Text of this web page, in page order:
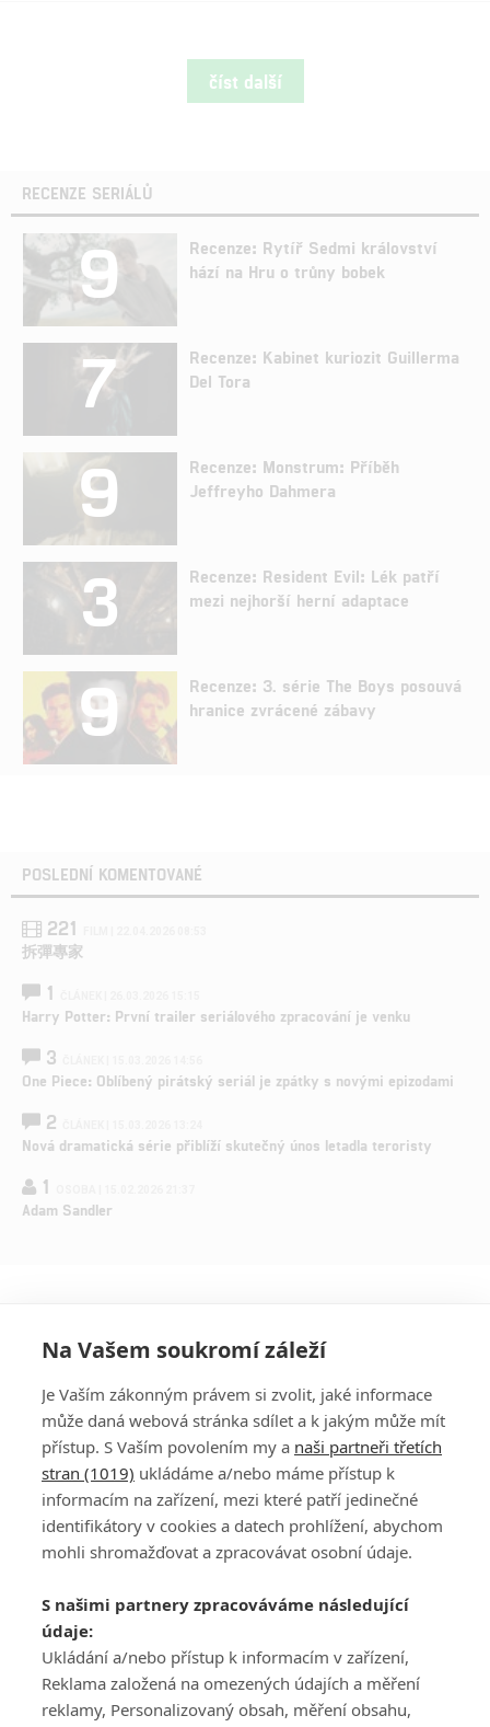
číst další
RECENZE SERIÁLŮ
9
Recenze: Rytíř Sedmi království
hází na Hru o trůny bobek
7
Recenze: Kabinet kuriozit Guillerma
Del Tora
9
Recenze: Monstrum: Příběh
Jeffreyho Dahmera
3
Recenze: Resident Evil: Lék patří
mezi nejhorší herní adaptace
9
Recenze: 3. série The Boys posouvá
hranice zvrácené zábavy
POSLEDNÍ KOMENTOVANÉ
221
拆彈專家
1
Harry Potter: První trailer seriálového zpracování je venku
3
One Piece: Oblíbený pirátský seriál je zpátky s novými epizodami
2
Nová dramatická série přiblíží skutečný únos letadla teroristy
1
Adam Sandler
PŘIHLÁSIT
REGISTROVAT
DISKUZE
Šéfredaktorkou webu jePetr Slavík, e-mailserialy@fandimefilmu.cz
Máte-li zájem o inzerci na našem webu napište nám na e-mail
studio@koncal.com
Ochrana osobních údajů|Zásady používání cookies |Pravidla webu
Upravit nastavení soukromí
Na Vašem soukromí záleží
Je Vaším zákonným právem si zvolit, jaké informace
může daná webová stránka sdílet a k jakým může mít
přístup. S Vaším povolením my a naši partneři třetích
stran (1019) ukládáme a/nebo máme přístup k
informacím na zařízení, mezi které patří jedinečné
identifikátory v cookies a datech prohlížení, abychom
mohli shromažďovat a zpracovávat osobní údaje.
S našimi partnery zpracováváme následující
údaje:
Ukládání a/nebo přístup k informacím v zařízení,
Reklama založená na omezených údajích a měření
reklamy, Personalizovaný obsah, měření obsahu,